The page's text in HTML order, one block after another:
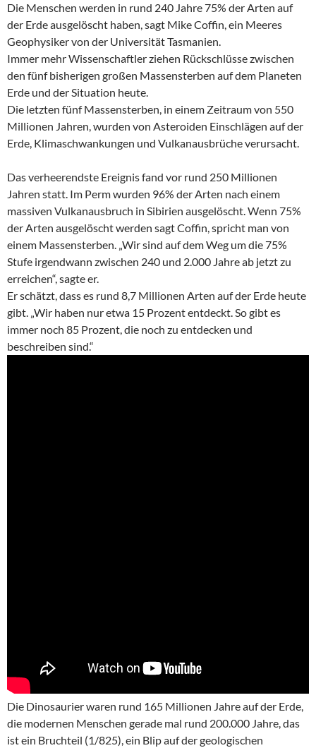
Die Menschen werden in rund 240 Jahre 75% der Arten auf
der Erde ausgelöscht haben, sagt Mike Coffin, ein Meeres
Geophysiker von der Universität Tasmanien.
Immer mehr Wissenschaftler ziehen Rückschlüsse zwischen
den fünf bisherigen großen Massensterben auf dem Planeten
Erde und der Situation heute.
Die letzten fünf Massensterben, in einem Zeitraum von 550
Millionen Jahren, wurden von Asteroiden Einschlägen auf der
Erde, Klimaschwankungen und Vulkanausbrüche verursacht.
Das verheerendste Ereignis fand vor rund 250 Millionen
Jahren statt. Im Perm wurden 96% der Arten nach einem
massiven Vulkanausbruch in Sibirien ausgelöscht. Wenn 75%
der Arten ausgelöscht werden sagt Coffin, spricht man von
einem Massensterben. „Wir sind auf dem Weg um die 75%
Stufe irgendwann zwischen 240 und 2.000 Jahre ab jetzt zu
erreichen“, sagte er.
Er schätzt, dass es rund 8,7 Millionen Arten auf der Erde heute
gibt. „Wir haben nur etwa 15 Prozent entdeckt. So gibt es
immer noch 85 Prozent, die noch zu entdecken und
beschreiben sind.“
Die Dinosaurier waren rund 165 Millionen Jahre auf der Erde,
die modernen Menschen gerade mal rund 200.000 Jahre, das
ist ein Bruchteil (1/825), ein Blip auf der geologischen